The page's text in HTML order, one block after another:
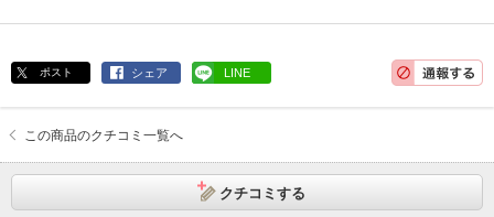
ポスト シェア LINE
この商品のクチコミ一覧へ
クチコミする